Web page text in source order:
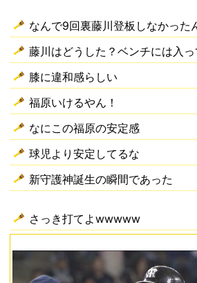
なんで9回裏藤川登板しなかった
藤川はどうした？ベンチには入
膝に違和感らしい
福原いけるやん！
なにこの福原の安定感
球児より安定してるな
新守護神誕生の瞬間であった
さっき打てよwwwww